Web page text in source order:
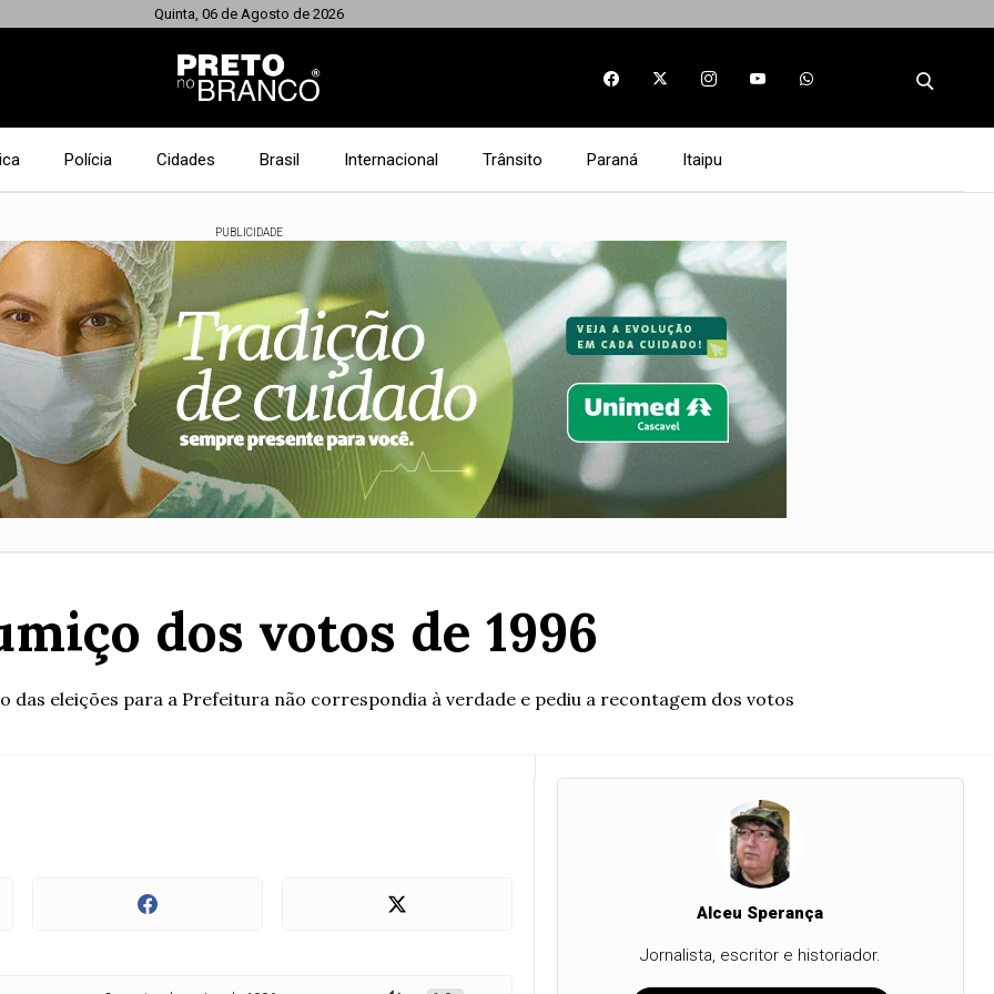
Quinta, 06 de Agosto de 2026
Polícia Cidades Brasil Internacional Trânsito Paraná Itaipu
PUBLICIDADE
dos votos de 1996
das eleições para a Prefeitura não correspondia à verdade e pediu a recontagem dos votos
Alceu Sperança
Jornalista, escritor e historiador.